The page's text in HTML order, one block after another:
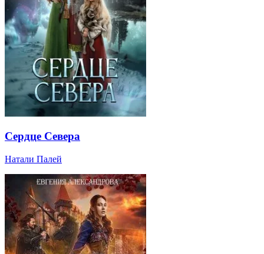
Сердце Севера
Натали Палей